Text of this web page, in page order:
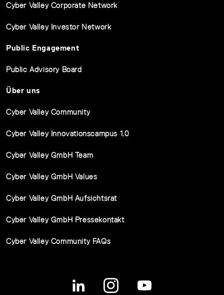
Cyber Valley Corporate Network
Cyber Valley Investor Network
Public Engagement
Public Advisory Board
Über uns
Cyber Valley Community
Cyber Valley Innovationscampus 1.0
Cyber Valley GmbH Team
Cyber Valley GmbH Values
Cyber Valley GmbH Aufsichtsrat
Cyber Valley GmbH Pressekontakt
Cyber Valley Community FAQs